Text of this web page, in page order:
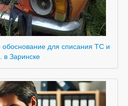
обоснование для списания ТС и
в Заринске